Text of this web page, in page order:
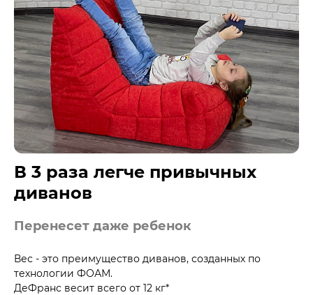
В 3 раза легче привычных
диванов
Перенесет даже ребенок
Вес - это преимущество диванов, созданных по
технологии ФОАМ.
ДеФранс весит всего от 12 кг*